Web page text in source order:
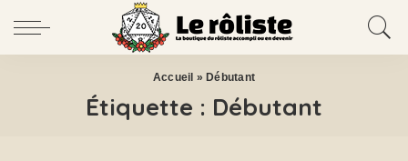
Accueil » Débutant
Étiquette : Débutant